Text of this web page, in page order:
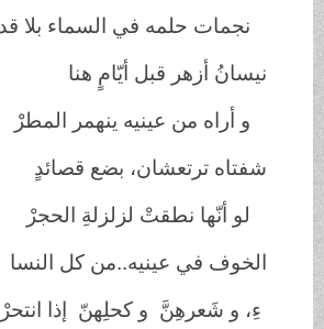
نجمات حلمه في السماء بلا قدرْ
نيسانُ أزهر قبل أيّامٍ هنا
و أراه من عينيه ينهمر المطرْ
شفتاه ترتعشان، بضع قصائدٍ
لو أنّها نطقتْ لزلزلةِ الحجرْ
الخوف في عينيه..من كل النسا
ءِ، و شَعرهِنَّ و كحلِهنّ إذا انتحرْ